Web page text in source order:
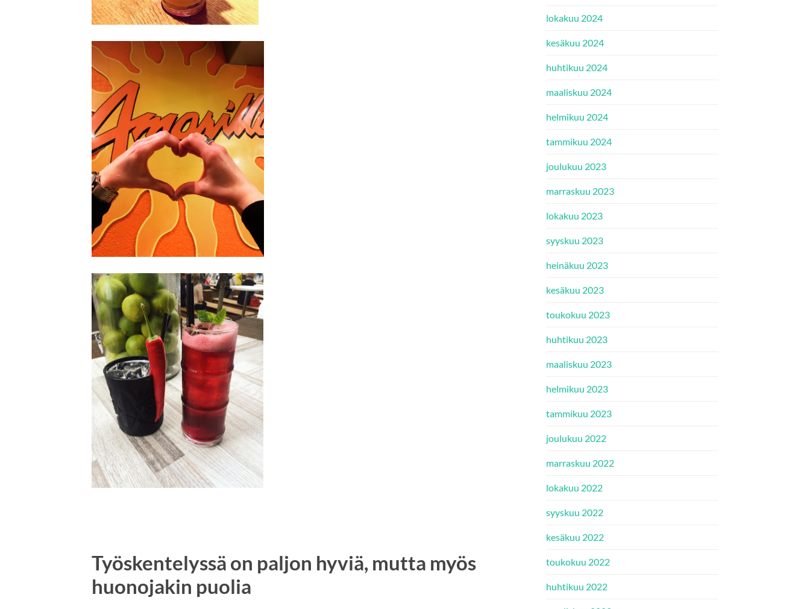
Työskentelyssä on paljon hyviä, mutta myös
huonojakin puolia
lokakuu 2024
kesäkuu 2024
huhtikuu 2024
maaliskuu 2024
helmikuu 2024
tammikuu 2024
joulukuu 2023
marraskuu 2023
lokakuu 2023
syyskuu 2023
heinäkuu 2023
kesäkuu 2023
toukokuu 2023
huhtikuu 2023
maaliskuu 2023
helmikuu 2023
tammikuu 2023
joulukuu 2022
marraskuu 2022
lokakuu 2022
syyskuu 2022
kesäkuu 2022
toukokuu 2022
huhtikuu 2022